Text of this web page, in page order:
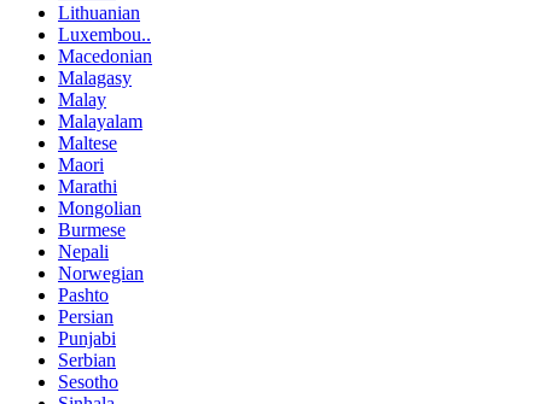
Lithuanian
Luxembou..
Macedonian
Malagasy
Malay
Malayalam
Maltese
Maori
Marathi
Mongolian
Burmese
Nepali
Norwegian
Pashto
Persian
Punjabi
Serbian
Sesotho